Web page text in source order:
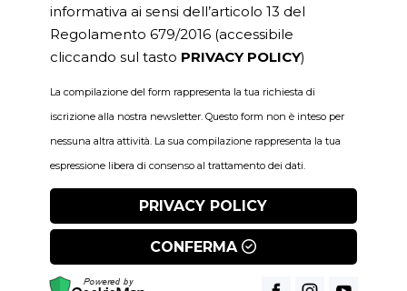
informativa ai sensi dell’articolo 13 del
Regolamento 679/2016 (accessibile
cliccando sul tasto PRIVACY POLICY)
La compilazione del form rappresenta la tua richiesta di
iscrizione alla nostra newsletter. Questo form non è inteso per
nessuna altra attività. La sua compilazione rappresenta la tua
espressione libera di consenso al trattamento dei dati.
PRIVACY POLICY
CONFERMA